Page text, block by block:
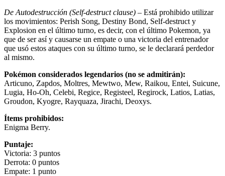
De Autodestrucción (Self-destruct clause) – Está prohibido utilizar
los movimientos: Perish Song, Destiny Bond, Self-destruct y
Explosion en el último turno, es decir, con el último Pokemon, ya
que de ser así y causarse un empate o una victoria del entrenador
que usó estos ataques con su último turno, se le declarará perdedor
al mismo.
Pokémon considerados legendarios (no se admitirán):
Articuno, Zapdos, Moltres, Mewtwo, Mew, Raikou, Entei, Suicune,
Lugia, Ho-Oh, Celebi, Regice, Registeel, Regirock, Latios, Latias,
Groudon, Kyogre, Rayquaza, Jirachi, Deoxys.
Ítems prohibidos:
Enigma Berry.
Puntaje:
Victoria: 3 puntos
Derrota: 0 puntos
Empate: 1 punto